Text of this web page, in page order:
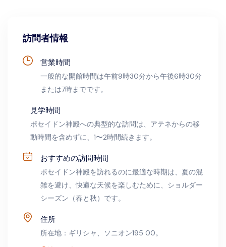
訪問者情報
営業時間
一般的な開館時間は午前9時30分から午後6時30分
または7時までです。
見学時間
ポセイドン神殿への典型的な訪問は、アテネからの移
動時間を含めずに、1〜2時間続きます。
おすすめの訪問時間
ポセイドン神殿を訪れるのに最適な時期は、夏の混
雑を避け、快適な天候を楽しむために、ショルダー
シーズン（春と秋）です。
住所
所在地：ギリシャ、ソニオン195 00。